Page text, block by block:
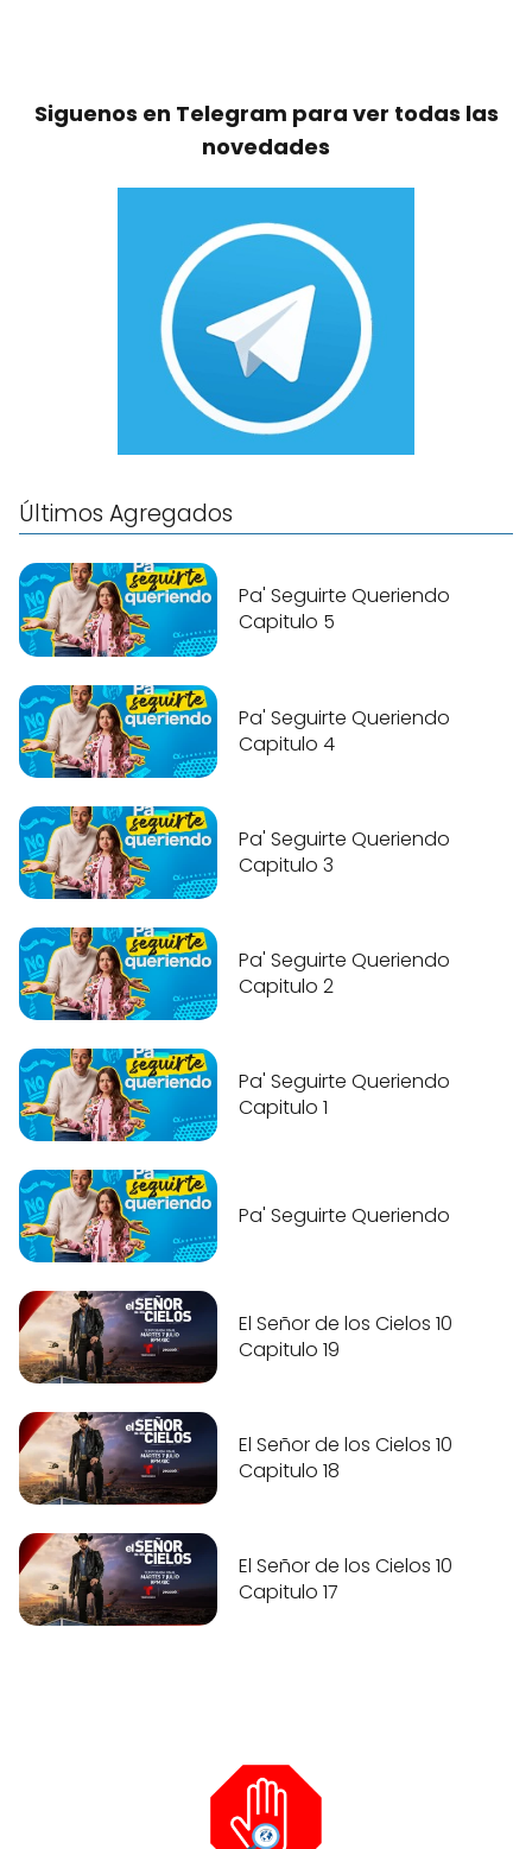
Siguenos en Telegram para ver todas las
novedades
Últimos Agregados
Pa' Seguirte Queriendo
Capitulo 5
Pa' Seguirte Queriendo
Capitulo 4
Pa' Seguirte Queriendo
Capitulo 3
Pa' Seguirte Queriendo
Capitulo 2
Pa' Seguirte Queriendo
Capitulo 1
Pa' Seguirte Queriendo
El Señor de los Cielos 10
Capitulo 19
El Señor de los Cielos 10
Capitulo 18
El Señor de los Cielos 10
Capitulo 17